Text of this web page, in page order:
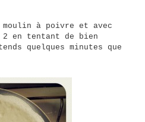
à poivre et avec
en tentant de bien
quelques minutes que